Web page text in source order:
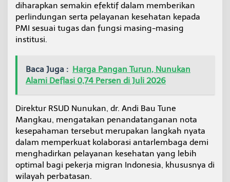
-
K
a
r
a
diharapkan semakin efektif dalam memberikan
perlindungan serta pelayanan kesehatan kepada
PMI sesuai tugas dan fungsi masing-masing
institusi.
Baca Juga : Harga Pangan Turun, Nunukan
Alami Deflasi 0,74 Persen di Juli 2026
Direktur RSUD Nunukan, dr. Andi Bau Tune
Mangkau, mengatakan penandatanganan nota
kesepahaman tersebut merupakan langkah nyata
dalam memperkuat kolaborasi antarlembaga demi
menghadirkan pelayanan kesehatan yang lebih
optimal bagi pekerja migran Indonesia, khususnya di
wilayah perbatasan.